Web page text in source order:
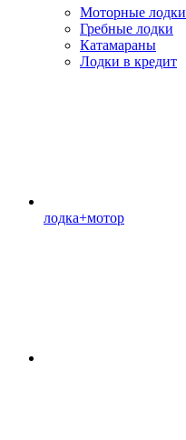
Моторные лодки
Гребные лодки
Катамараны
Лодки в кредит
лодка+мотор